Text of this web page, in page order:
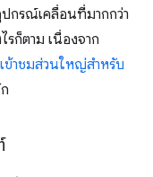
กรณ์เคลื่อนที่มากกว่า
ก็ตาม เนื่องจาก
าชมส่วนใหญ่สําหรับ